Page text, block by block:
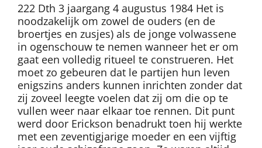
222 Dth 3 jaargang 4 augustus 1984 Het is
noodzakelijk om zowel de ouders (en de
broertjes en zusjes) als de jonge volwassene
in ogenschouw te nemen wanneer het er om
gaat een volledig ritueel te construeren. Het
moet zo gebeuren dat le partijen hun leven
enigszins anders kunnen inrichten zonder dat
zij zoveel leegte voelen dat zij om die op te
vullen weer naar elkaar toe rennen. Dit punt
werd door Erickson benadrukt toen hij werkte
met een zeventigjarige moeder en een vijftig